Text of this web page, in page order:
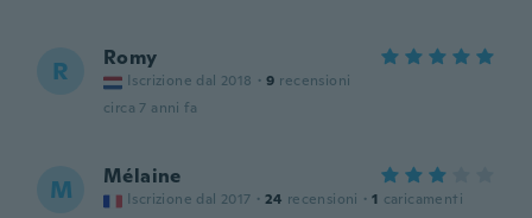
R Romy
Iscrizione dal 2018 · 9 recensioni
circa 7 anni fa
M Mélaine
Iscrizione dal 2017 · 24 recensioni · 1 caricamenti